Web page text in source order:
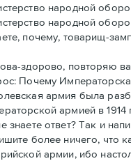
народной
народной
почему, товарищ-
здорово, повторяю
Почему
армия была
армией в 1914
знаете ответ? Так и
более ничего, что
армии, ибо